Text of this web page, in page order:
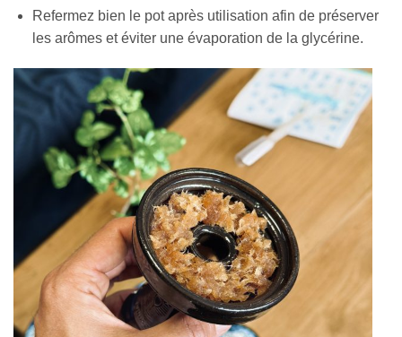
Refermez bien le pot après utilisation afin de préserver
les arômes et éviter une évaporation de la glycérine.